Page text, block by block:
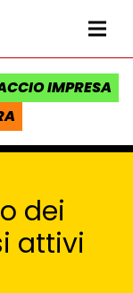
Toscana
IMPRESA
dei
attivi